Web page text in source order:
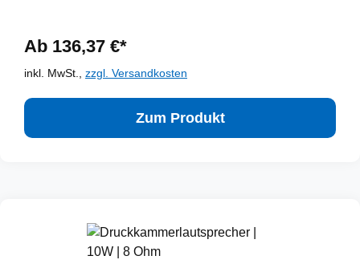
Ab 136,37 €*
inkl. MwSt., zzgl. Versandkosten
Zum Produkt